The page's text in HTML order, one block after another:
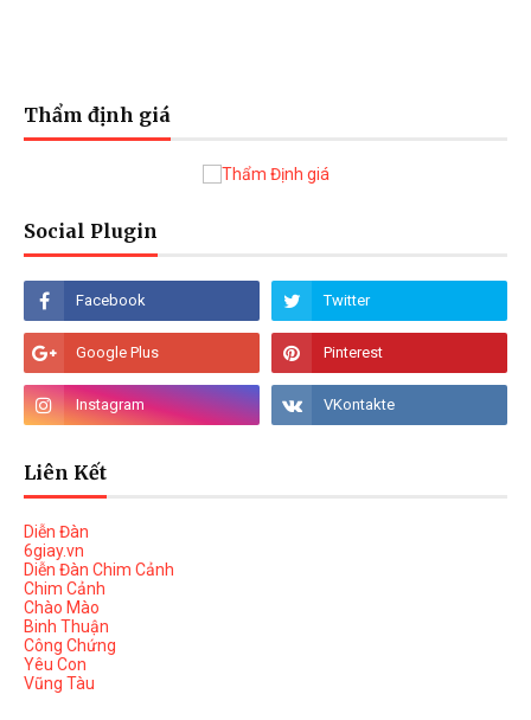
Thẩm định giá
Social Plugin
Liên Kết
Diễn Đàn
6giay.vn
Diễn Đàn Chim Cảnh
Chim Cảnh
Chào Mào
Binh Thuận
Công Chứng
Yêu Con
Vũng Tàu